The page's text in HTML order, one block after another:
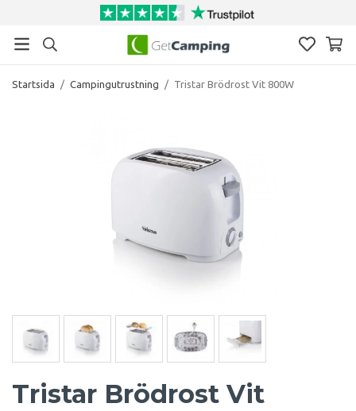
Startsida / Campingutrustning / Tristar Brödrost Vit 800W
Tristar Brödrost Vit